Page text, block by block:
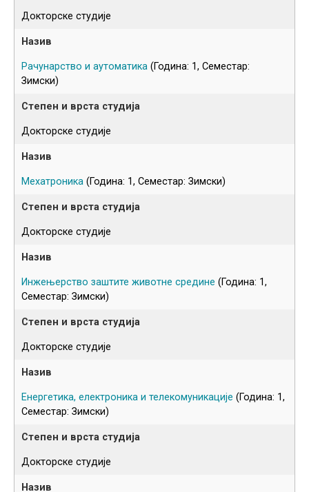
Докторске студије
Рачунарство и аутоматика (Година: 1, Семестар:
Зимски)
Докторске студије
Мехатроника (Година: 1, Семестар: Зимски)
Докторске студије
Инжењерство заштите животне средине (Година: 1,
Семестар: Зимски)
Докторске студије
Енергетика, електроника и телекомуникације (Година: 1,
Семестар: Зимски)
Докторске студије